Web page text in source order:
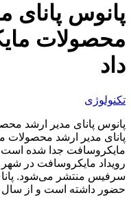
پانوس پانای
محصولات
داد
تکنولوژی
پانوس پانای مدیر ارشد
پانای مدیر ارشد محصولات
مایکروسافت جدا شده است.
رویداد مایکروسافت در
حضور داشته است و از سال ۲۰۰۴ کار […]